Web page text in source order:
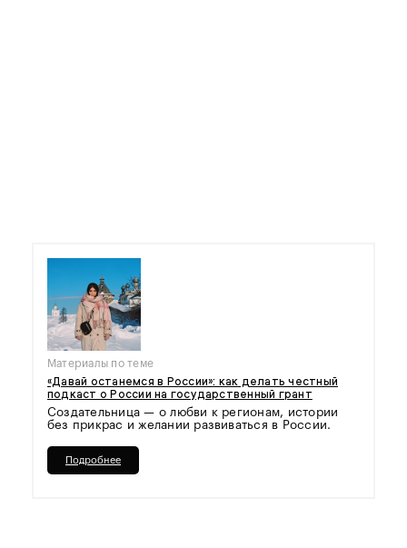
Материалы по теме
«Давай останемся в России»: как делать честный
подкаст о России на государственный грант
Создательница — о любви к регионам, истории
без прикрас и желании развиваться в России.
Подробнее